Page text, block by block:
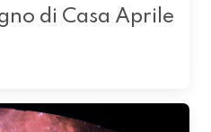
di Casa Aprile